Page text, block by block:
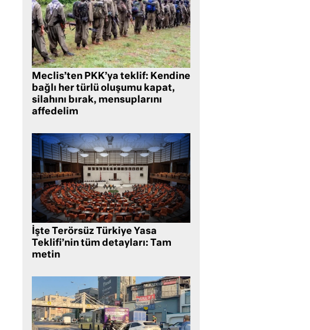
Meclis’ten PKK’ya teklif: Kendine
bağlı her türlü oluşumu kapat,
silahını bırak, mensuplarını
affedelim
İşte Terörsüz Türkiye Yasa
Teklifi’nin tüm detayları: Tam
metin